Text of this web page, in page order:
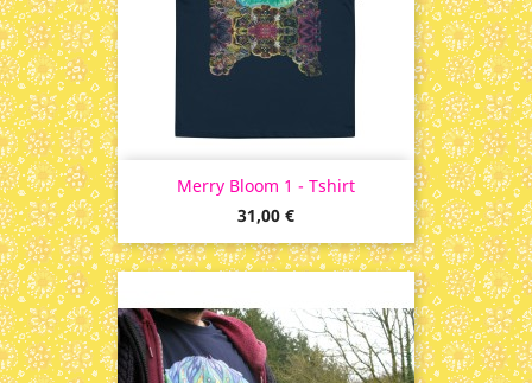
Merry Bloom 1 - Tshirt
Prix
31,00 €